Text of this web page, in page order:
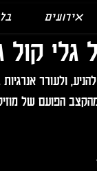
אירועים
קול
ולעורר
הפועם של